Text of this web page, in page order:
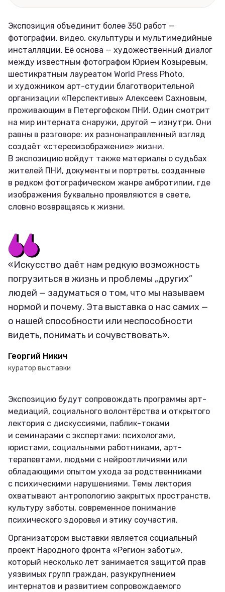
Экспозиция объединит более 350 работ —
фотографии, видео, скульптуры и мультимедийные
инсталляции. Её основа — художественный диалог
между известным фотографом Юрием Козыревым,
шестикратным лауреатом World Press Photo,
и художником арт-студии благотворительной
организации «Перспективы» Алексеем Сахновым,
проживающим в Петергофском ПНИ. Один смотрит
на мир интерната снаружи, другой — изнутри. Они
равны в разговоре: их разнонаправленный взгляд
создаёт «стереоизображение» жизни.
В экспозицию войдут также материалы о судьбах
жителей ПНИ, документы и портреты, созданные
в редком фотографическом жанре амбротипии, где
изображения буквально проявляются в свете,
словно возвращаясь к жизни.
«Искусство даёт нам редкую возможность
погрузиться в жизнь и проблемы „других”
людей — задуматься о том, что мы называем
нормой и почему. Эта выставка о нас самих —
о нашей способности или неспособности
видеть, понимать и сочувствовать».
Георгий Никич
куратор выставки
Экспозицию будут сопровождать программы арт-
медиаций, социального волонтёрства и открытого
лектория с дискуссиями, паблик-токами
и семинарами с экспертами: психологами,
юристами, социальными работниками, арт-
терапевтами, людьми с нейроотличиями или
обладающими опытом ухода за родственниками
с психическими нарушениями. Темы лектория
охватывают антропологию закрытых пространств,
культуру заботы, современное понимание
психического здоровья и этику соучастия.
Организатором выставки является социальный
проект Народного фронта «Регион заботы»,
который несколько лет занимается защитой прав
уязвимых групп граждан, разукрупнением
интернатов и развитием сопровождаемого